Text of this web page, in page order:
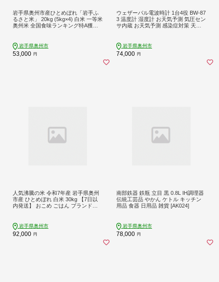
岩手県奥州市産ひとめぼれ「岩手ふ
るさと米」 20kg (5kg×4) 白米 一等米
奥州米 全国食味ランキング特A獲得
岩手県奥州市
53,000 円
ウェザーパル電波時計 1台4役 BW-87
3 温度計 湿度計 お天気予測 気圧セン
サ内蔵 お天気予測 感染症対策 天然
岩手県奥州市
74,000 円
人気沸騰の米 令和7年産 岩手県奥州
市産 ひとめぼれ 白米 30kg 【7日以
内発送】 おこめ ごはん ブランド米
岩手県奥州市
92,000 円
南部鉄器 鉄瓶 立目 黒 0.8L IH調理器
伝統工芸品 やかん ケトル キッチン
用品 食器 日用品 雑貨 [AK024]
岩手県奥州市
78,000 円